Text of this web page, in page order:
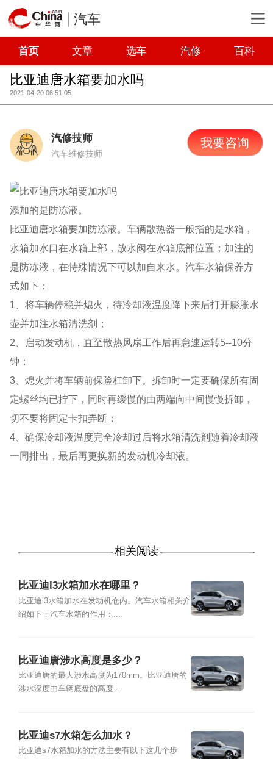
汽车
首页 文章 选车 汽修 百科
比亚迪唐水箱要加水吗
2021-04-20 06:51:05
汽修技师
汽车维修技师
我要咨询
添加的是防冻液。
比亚迪唐水箱要加防冻液。车辆散热器一般指的是水箱，
水箱加水口在水箱上部，放水阀在水箱底部位置；加注的
是防冻液，在特殊情况下可以加自来水。汽车水箱保养方
式如下：
1、将车辆停稳并熄火，待冷却液温度降下来后打开膨胀水
壶并加注水箱清洗剂；
2、启动发动机，直至散热风扇工作后再怠速运转5--10分
钟；
3、熄火并将车辆前保险杠卸下。拆卸时一定要确保所有固
定螺丝均已拧下，同时再缓慢的由两端向中间慢慢拆卸，
切不要将固定卡扣弄断；
4、确保冷却液温度完全冷却过后将水箱清洗剂随着冷却液
一同排出，最后再更换新的发动机冷却液。
相关阅读
比亚迪l3水箱加水在哪里？
比亚迪l3水箱加水在发动机仓内。汽车水箱相关介
绍如下：汽车水箱的作用：...
比亚迪唐涉水高度是多少？
比亚迪唐的最大涉水高度为170mm。比亚迪唐的
涉水深度由车辆底盘的高度...
比亚迪s7水箱怎么加水？
比亚迪s7水箱加水的方法主要有以下这几个步